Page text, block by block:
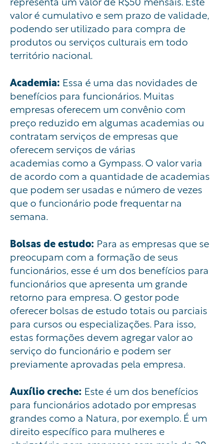
valor é cumulativo e sem prazo de validade,
podendo ser utilizado para compra de
produtos ou serviços culturais em todo
território nacional.
Academia: Essa é uma das novidades de
benefícios para funcionários. Muitas
empresas oferecem um convênio com
preço reduzido em algumas academias ou
contratam serviços de empresas que
oferecem serviços de várias
academias como a Gympass. O valor varia
de acordo com a quantidade de academias
que podem ser usadas e número de vezes
que o funcionário pode frequentar na
semana.
Bolsas de estudo: Para as empresas que se
preocupam com a formação de seus
funcionários, esse é um dos benefícios para
funcionários que apresenta um grande
retorno para empresa. O gestor pode
oferecer bolsas de estudo totais ou parciais
para cursos ou especializações. Para isso,
estas formações devem agregar valor ao
serviço do funcionário e podem ser
previamente aprovadas pela empresa.
Auxílio creche: Este é um dos benefícios
para funcionários adotado por empresas
grandes como a Natura, por exemplo. É um
direito específico para mulheres e